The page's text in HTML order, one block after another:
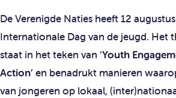
De Verenigde Naties heeft 12
Internationale Dag van de jeugd. Het
staat in het teken van ‘Youth
Action’ en benadrukt manieren
van jongeren op lokaal,